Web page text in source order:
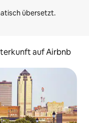
auf Airbnb